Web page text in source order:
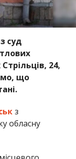
суд
24,
що
з
обласну